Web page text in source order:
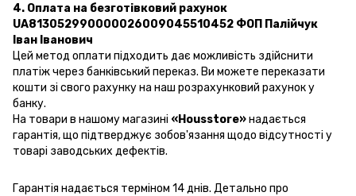
4. Оплата на безготівковий рахунок
UA813052990000026009045510452 ФОП Палійчук
Іван Іванович
Цей метод оплати підходить дає можливість здійснити
платіж через банківський переказ. Ви можете переказати
кошти зі свого рахунку на наш розрахунковий рахунок у
банку.
На товари в нашому магазині «Housstore»надається
гарантія, що підтверджує зобов'язання щодо відсутності у
товарі заводських дефектів.
Гарантія надається терміном 14 днів. Детально про